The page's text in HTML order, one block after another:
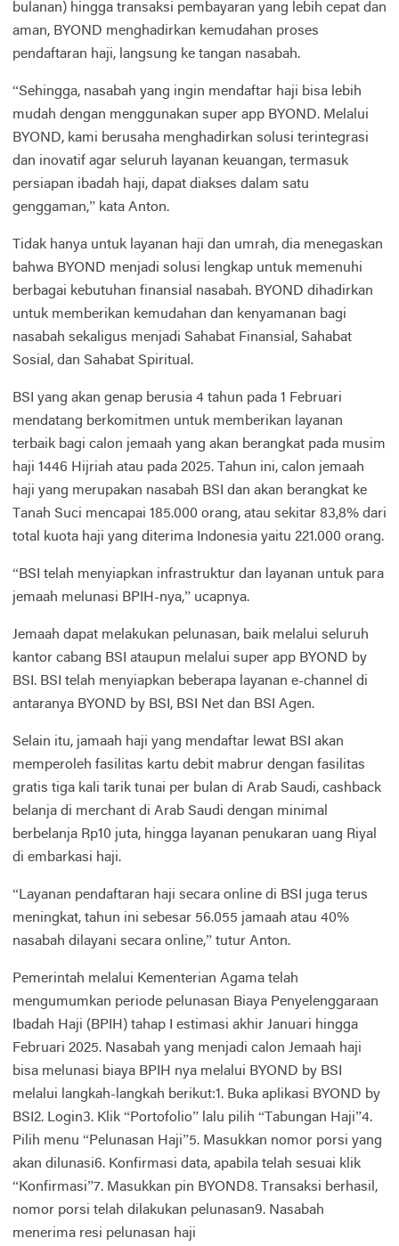
bulanan) hingga transaksi pembayaran yang lebih cepat dan
aman, BYOND menghadirkan kemudahan proses
pendaftaran haji, langsung ke tangan nasabah.
“Sehingga, nasabah yang ingin mendaftar haji bisa lebih
mudah dengan menggunakan super app BYOND. Melalui
BYOND, kami berusaha menghadirkan solusi terintegrasi
dan inovatif agar seluruh layanan keuangan, termasuk
persiapan ibadah haji, dapat diakses dalam satu
genggaman,” kata Anton.
Tidak hanya untuk layanan haji dan umrah, dia menegaskan
bahwa BYOND menjadi solusi lengkap untuk memenuhi
berbagai kebutuhan finansial nasabah. BYOND dihadirkan
untuk memberikan kemudahan dan kenyamanan bagi
nasabah sekaligus menjadi Sahabat Finansial, Sahabat
Sosial, dan Sahabat Spiritual.
BSI yang akan genap berusia 4 tahun pada 1 Februari
mendatang berkomitmen untuk memberikan layanan
terbaik bagi calon jemaah yang akan berangkat pada musim
haji 1446 Hijriah atau pada 2025. Tahun ini, calon jemaah
haji yang merupakan nasabah BSI dan akan berangkat ke
Tanah Suci mencapai 185.000 orang, atau sekitar 83,8% dari
total kuota haji yang diterima Indonesia yaitu 221.000 orang.
“BSI telah menyiapkan infrastruktur dan layanan untuk para
jemaah melunasi BPIH-nya,” ucapnya.
Jemaah dapat melakukan pelunasan, baik melalui seluruh
kantor cabang BSI ataupun melalui super app BYOND by
BSI. BSI telah menyiapkan beberapa layanan e-channel di
antaranya BYOND by BSI, BSI Net dan BSI Agen.
Selain itu, jamaah haji yang mendaftar lewat BSI akan
memperoleh fasilitas kartu debit mabrur dengan fasilitas
gratis tiga kali tarik tunai per bulan di Arab Saudi, cashback
belanja di merchant di Arab Saudi dengan minimal
berbelanja Rp10 juta, hingga layanan penukaran uang Riyal
di embarkasi haji.
“Layanan pendaftaran haji secara online di BSI juga terus
meningkat, tahun ini sebesar 56.055 jamaah atau 40%
nasabah dilayani secara online,” tutur Anton.
Pemerintah melalui Kementerian Agama telah
mengumumkan periode pelunasan Biaya Penyelenggaraan
Ibadah Haji (BPIH) tahap I estimasi akhir Januari hingga
Februari 2025. Nasabah yang menjadi calon Jemaah haji
bisa melunasi biaya BPIH nya melalui BYOND by BSI
melalui langkah-langkah berikut:1. Buka aplikasi BYOND by
BSI2. Login3. Klik “Portofolio” lalu pilih “Tabungan Haji”4.
Pilih menu “Pelunasan Haji”5. Masukkan nomor porsi yang
akan dilunasi6. Konfirmasi data, apabila telah sesuai klik
“Konfirmasi”7. Masukkan pin BYOND8. Transaksi berhasil,
nomor porsi telah dilakukan pelunasan9. Nasabah
menerima resi pelunasan haji